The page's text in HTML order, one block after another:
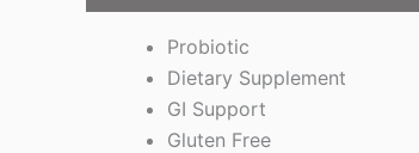
Probiotic
Dietary Supplement
GI Support
Gluten Free